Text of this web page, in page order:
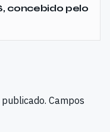
concebido pelo
Campos